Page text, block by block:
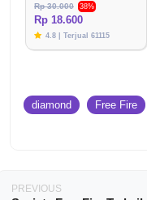
Rp 30.000
38%
Rp 18.600
4.8 | Terjual 61115
diamond Free Fire
PREVIOUS